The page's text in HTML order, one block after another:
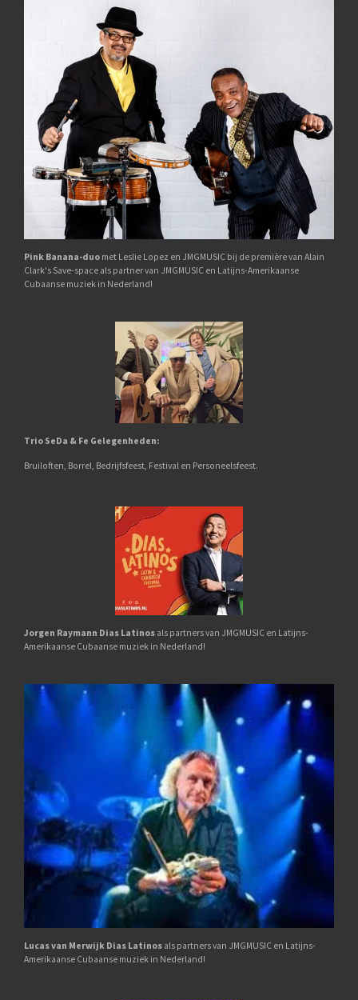
Pink Banana-duo met Leslie Lopez en JMGMUSIC bij de première van Alain
Clark's Save-space als partner van JMGMUSIC en Latijns-Amerikaanse
Cubaanse muziek in Nederland!
Trio SeDa & Fe Gelegenheden:
Bruiloften, Borrel, Bedrijfsfeest, Festival en Personeelsfeest.
Jorgen Raymann Dias Latinos als partners van JMGMUSIC en Latijns-
Amerikaanse Cubaanse muziek in Nederland!
Lucas van Merwijk Dias Latinos als partners van JMGMUSIC en Latijns-
Amerikaanse Cubaanse muziek in Nederland!